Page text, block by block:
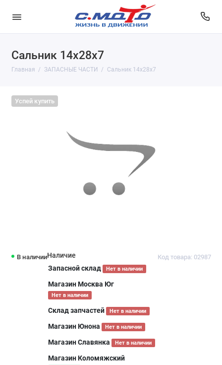
Сальник 14х28х7
Главная ЗАПАСНЫЕ ЧАСТИ Сальник 14х28х7
Успей купить
В наличии Код товара: 02987
Наличие
Запасной склад
Нет в наличии
Магазин Москва Юг
Нет в наличии
Склад запчастей Нет в наличии
Магазин Юнона Нет в наличии
Магазин Славянка Нет в наличии
Магазин Коломяжский